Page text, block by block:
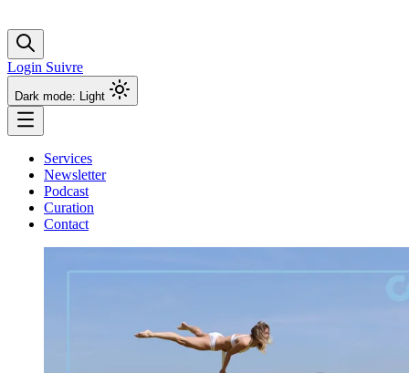
Login Suivre
Dark mode: Light
Services
Newsletter
Podcast
Curation
Contact